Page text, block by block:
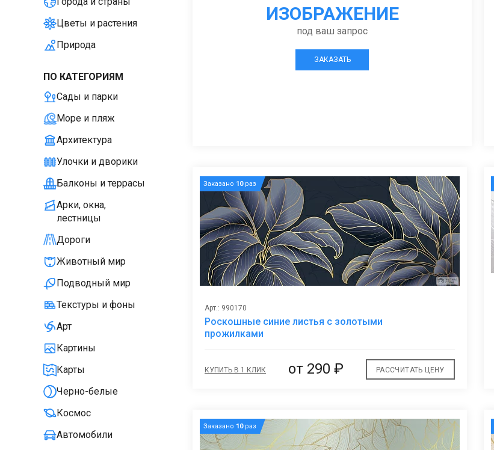
Цветы и растения
Природа
ПО КАТЕГОРИЯМ
Сады и парки
Море и пляж
Архитектура
Улочки и дворики
Балконы и террасы
Арки, окна,
лестницы
Дороги
Животный мир
Подводный мир
Текстуры и фоны
Арт
Картины
Карты
Черно-белые
Космос
Автомобили
ИЗОБРАЖЕНИЕ
под ваш запрос
ЗАКАЗАТЬ
Заказано 10раз
Арт.: 990170
Роскошные синие листья с золотыми
прожилками
КУПИТЬ В 1 КЛИК от290 ₽ РАССЧИТАТЬ ЦЕНУ
Заказано 10раз